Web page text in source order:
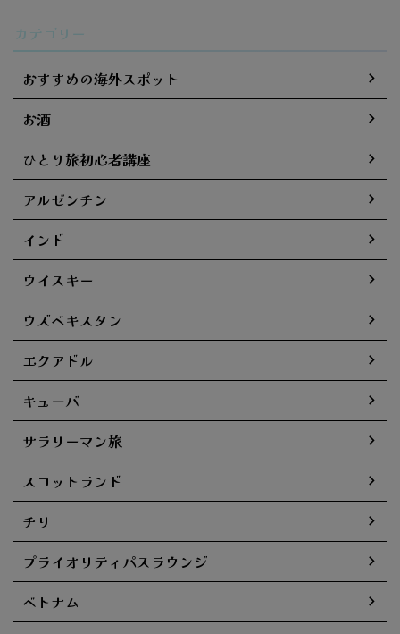
カテゴリー
おすすめの海外スポット
お酒
ひとり旅初心者講座
アルゼンチン
インド
ウイスキー
ウズベキスタン
エクアドル
キューバ
サラリーマン旅
スコットランド
チリ
プライオリティパスラウンジ
ベトナム